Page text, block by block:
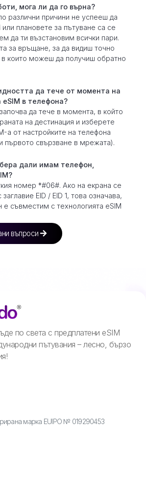
мога ли да го върна?
различни причини не успееш да
плановете за пътуване са се
да ти възстановим всички пари.
за връщане, за да видиш точно
в които можеш да получиш обратно
да тече от момента на
в телефона?
да тече в момента, в който
на дестинация и изберете
а от настройките на телефона
първото свързване в мрежата).
дали имам телефон,
номер *#06#. Ако на екрана се
EID / EID 1, това означава,
е съвместим с технологията eSIM
въпроси
по света с предплатени eSIM
пътувания – лесно, бързо
марка EUIPO № 019290453